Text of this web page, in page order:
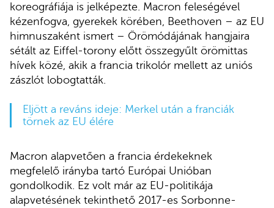
koreográfiája is jelképezte. Macron feleségével
kézenfogva, gyerekek körében, Beethoven – az EU
himnuszaként ismert – Örömódájának hangjaira
sétált az Eiffel-torony előtt összegyűlt örömittas
hívek közé, akik a francia trikolór mellett az uniós
zászlót lobogtatták.
Eljött a reváns ideje: Merkel után a franciák
törnek az EU élére
Macron alapvetően a francia érdekeknek
megfelelő irányba tartó Európai Unióban
gondolkodik. Ez volt már az EU-politikája
alapvetésének tekinthető 2017-es Sorbonne-